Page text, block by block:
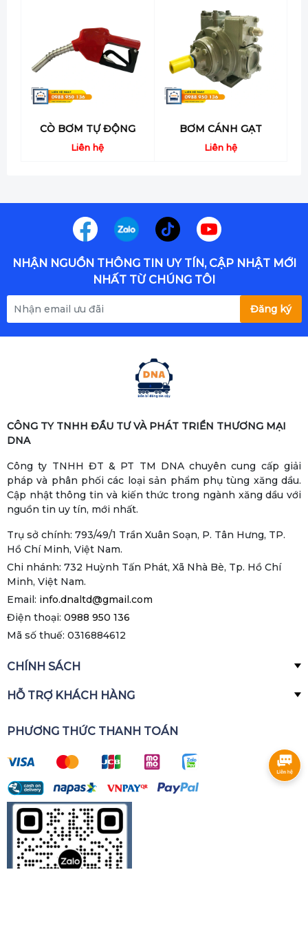
được tác động từ môi trường khắc nghiệt, đảm
bảo hoạt động ổn định và tuổi thọ lâu dài.
- Tích hợp công nghệ tiên tiến, hiệu suất hoạt
động cao: Bộ cấp lẻ được trang bị công nghệ
bơm hiện đại, giúp tối ưu hóa lưu lượng và áp
suất bơm, đảm bảo quá trình cấp nhiên liệu diễn
- Hệ thống đo lường chính xác, kiểm soát hiệu
quả: Bộ đếm điện tử tích hợp cho phép đo lường
soát chi phí và ngăn ngừa thất thoát.
- An toàn và thân thiện với môi trường: Bộ cấp lẻ
được thiết kế với các tính năng an toàn, giảm
thiết bị vận hành êm ái, tiết kiệm năng lượng và
thân thiện với môi trường.
- Nâng cao hiệu quả hoạt động: Giảm thời gian
và công sức trong việc tiếp nhiên liệu.
- Tiết kiệm chi phí: Kiểm soát chính xác lượng
nhiên liệu, giảm thiểu lãng phí và thất thoát.
- Đảm bảo an toàn: Vận hành an toàn, giảm
thiểu rủi ro cháy nổ.
- Quản lý dễ dàng: Theo dõi và kiểm soát lượng
nhiên liệu tiêu thụ một cách thuận tiện.
và uy tín cho doanh nghiệp.
ỨNG DỤNG
Bộ cấp lẻ xăng dầu được ứng dụng rộng rãi
trong các lĩnh vực:
- Giao thông vận tải: Cấp nhiên liệu cho xe tải, xe
bồn, tàu thuyền,...
- Nông nghiệp: Tiếp nhiên liệu cho máy cày, máy
gặt, máy bơm nước,...
CÒ BƠM TỰ ĐỘNG
Liên hệ
BƠM CÁNH GẠT
Liên hệ
NHẬN NGUỒN THÔNG TIN UY TÍN, CẬP NHẬT MỚI
NHẤT TỪ CHÚNG TÔI
Đăng ký
CÔNG TY TNHH ĐẦU TƯ VÀ PHÁT TRIỂN THƯƠNG MẠI
DNA
Công ty TNHH ĐT & PT TM DNA chuyên cung cấp giải
pháp và phân phối các loại sản phẩm phụ tùng xăng dầu.
Cập nhật thông tin và kiến thức trong ngành xăng dầu với
nguồn tin uy tín, mới nhất.
Trụ sở chính: 793/49/1 Trần Xuân Soạn, P. Tân Hưng, TP.
Hồ Chí Minh, Việt Nam.
Chi nhánh: 732 Huỳnh Tấn Phát, Xã Nhà Bè, Tp. Hồ Chí
Minh, Việt Nam.
Email: info.dnaltd@gmail.com
Điện thoại: 0988 950 136
Mã số thuế: 0316884612
CHÍNH SÁCH
HỖ TRỢ KHÁCH HÀNG
PHƯƠNG THỨC THANH TOÁN